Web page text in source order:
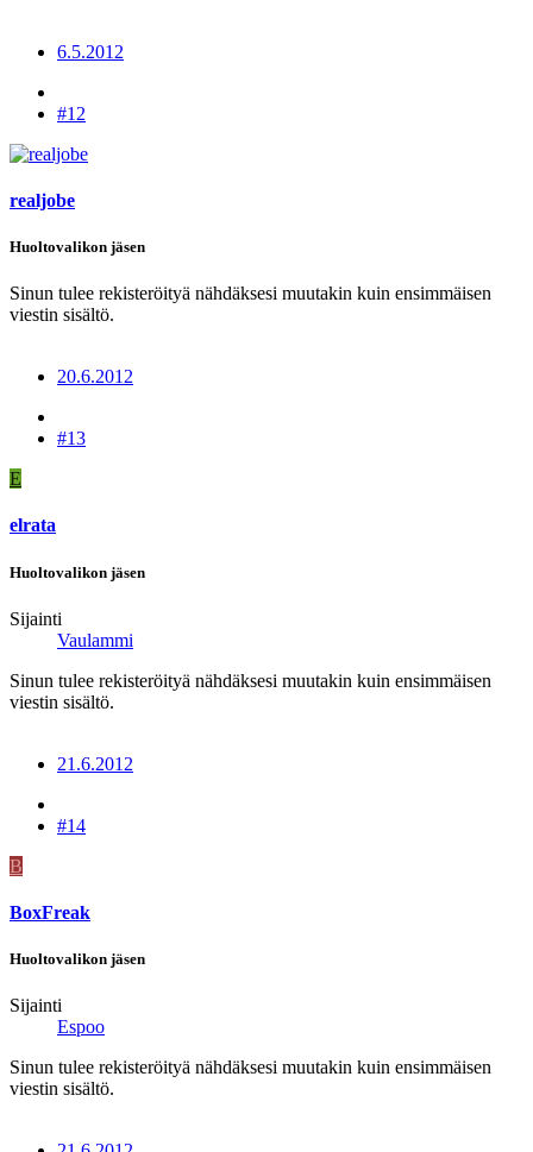
6.5.2012
#12
realjobe
Huoltovalikon jäsen
Sinun tulee rekisteröityä nähdäksesi muutakin kuin ensimmäisen
viestin sisältö.
20.6.2012
#13
E
elrata
Huoltovalikon jäsen
Sijainti
Vaulammi
Sinun tulee rekisteröityä nähdäksesi muutakin kuin ensimmäisen
viestin sisältö.
21.6.2012
#14
B
BoxFreak
Huoltovalikon jäsen
Sijainti
Espoo
Sinun tulee rekisteröityä nähdäksesi muutakin kuin ensimmäisen
viestin sisältö.